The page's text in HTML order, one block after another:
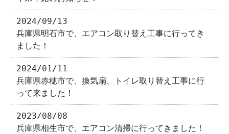
2024/09/13
兵庫県明石市で、エアコン取り替え工事に行ってき
ました！
2024/01/11
兵庫県赤穂市で、換気扇、トイレ取り替え工事に行
って来ました！
2023/08/08
兵庫県相生市で、エアコン清掃に行ってきました！